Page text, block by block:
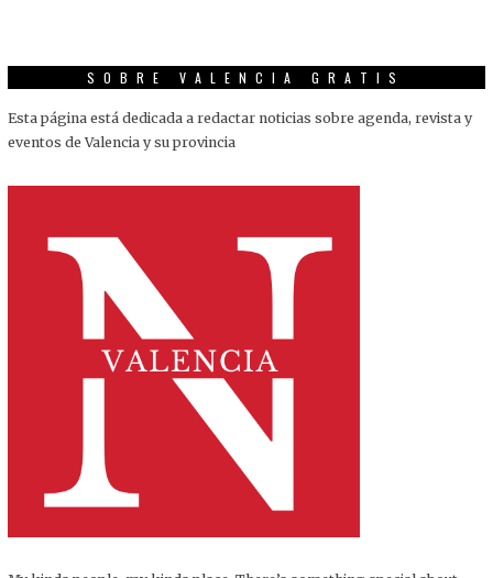
SOBRE VALENCIA GRATIS
Esta página está dedicada a redactar noticias sobre agenda, revista y
eventos de Valencia y su provincia